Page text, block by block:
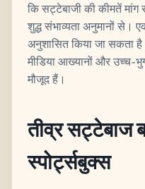
कि सट्टेबाजी की कीमतें
शुद्ध संभाव्यता अनुमानों से।
अनुशासित किया जा सकता
मीडिया आख्यानों और उच्च-
मौजूद हैं।
तीव्र सट्टेबाज
स्पोर्ट्सबुक्स